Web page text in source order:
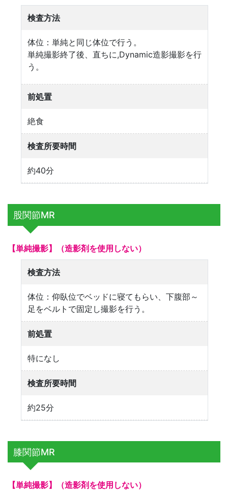
検査方法
体位：単純と同じ体位で行う。
単純撮影終了後、直ちに,Dynamic造影撮影を行
う。
前処置
絶食
検査所要時間
約40分
股関節MR
【単純撮影】（造影剤を使用しない）
検査方法
体位：仰臥位でベッドに寝てもらい、下腹部～
足をベルトで固定し撮影を行う。
前処置
特になし
検査所要時間
約25分
膝関節MR
【単純撮影】（造影剤を使用しない）